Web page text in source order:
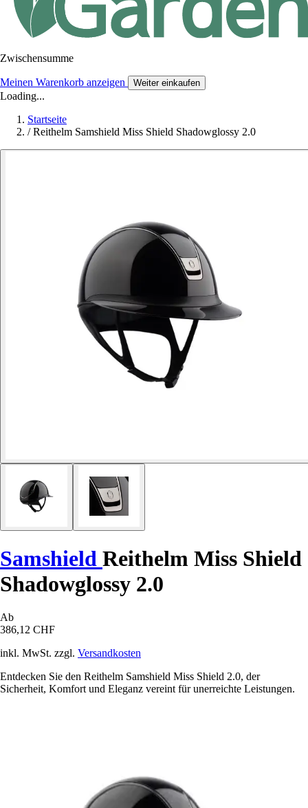
Zwischensumme
Meinen Warenkorb anzeigen Weiter einkaufen
Loading...
Startseite
/ Reithelm Samshield Miss Shield Shadowglossy 2.0
Samshield Reithelm Miss Shield
Shadowglossy 2.0
Ab
386,12 CHF
inkl. MwSt. zzgl. Versandkosten
Entdecken Sie den Reithelm Samshield Miss Shield 2.0, der
Sicherheit, Komfort und Eleganz vereint für unerreichte Leistungen.